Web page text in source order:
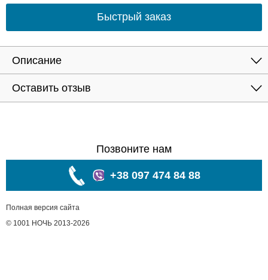
Быстрый заказ
Описание
Оставить отзыв
Позвоните нам
+38 097 474 84 88
Полная версия сайта
© 1001 НОЧЬ 2013-2026